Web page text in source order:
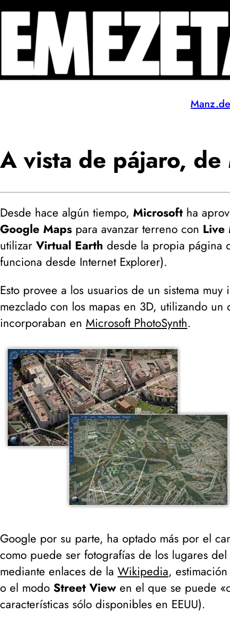
A vista de pájaro,
Desde hace algún tiempo, Microsoft ha
Google Maps para avanzar terreno con Live
utilizar Virtual Earth desde la propia página
funciona desde Internet Explorer).
Esto provee a los usuarios de un sistema
mezclado con los mapas en 3D, utilizando
incorporaban en Microsoft PhotoSynth.
Google por su parte, ha optado más por el
como puede ser fotografías de los lugares
mediante enlaces de la Wikipedia,
o el modo Street View en el que se puede
características sólo disponibles en EEUU).